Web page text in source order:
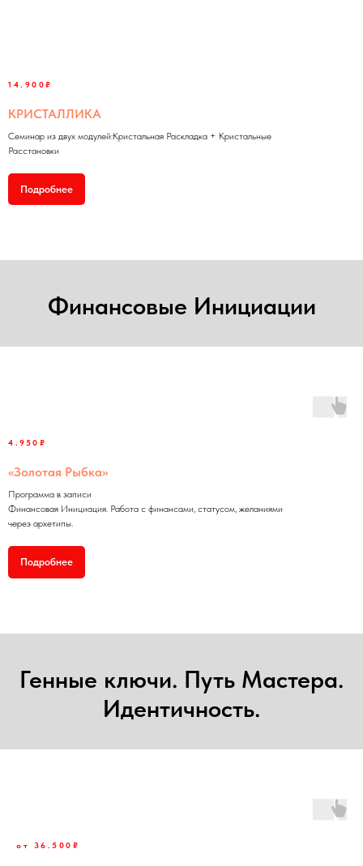
14.900₽
КРИСТАЛЛИКА
Семинар из двух модулей:Кристальная Раскладка + Кристальные
Расстановки
Подробнее
Финансовые Инициации
4.950₽
«Золотая Рыбка»
Программа в записи
Финансовая Инициация. Работа с финансами, статусом, желаниями
через архетипы.
Подробнее
Генные ключи. Путь Мастера.
Идентичность.
от 36.500₽